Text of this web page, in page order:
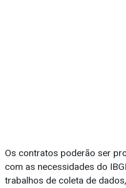
Os contratos poderão ser
com as necessidades do
trabalhos de coleta de